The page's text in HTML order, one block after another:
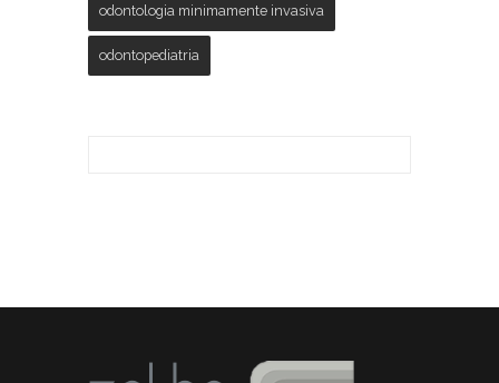
odontologia minimamente invasiva
odontopediatria